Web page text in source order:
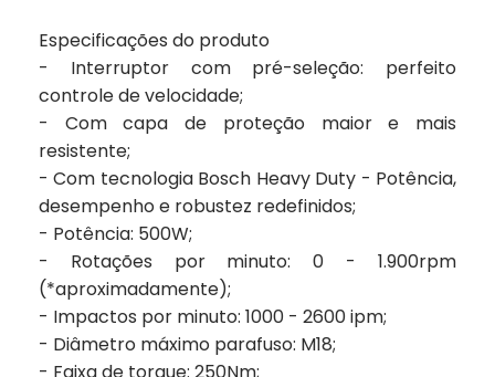
Especificações do produto
- Interruptor com pré-seleção: perfeito
controle de velocidade;
- Com capa de proteção maior e mais
resistente;
- Com tecnologia Bosch Heavy Duty - Potência,
desempenho e robustez redefinidos;
- Potência: 500W;
- Rotações por minuto: 0 - 1.900rpm
(*aproximadamente);
- Impactos por minuto: 1000 - 2600 ipm;
- Diâmetro máximo parafuso: M18;